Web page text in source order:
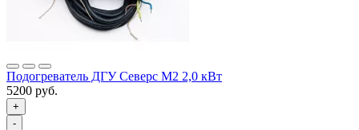
Подогреватель ДГУ Северс М2 2,0 кВт
5200 руб.
+
-